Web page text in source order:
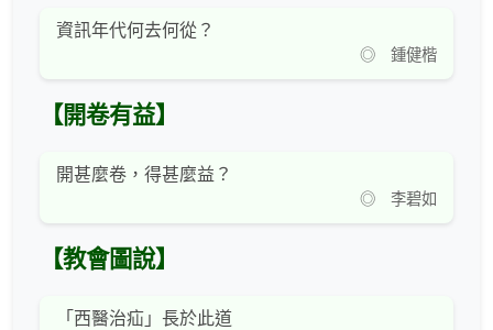
資訊年代何去何從？
◎ 鍾健楷
【開卷有益】
開甚麼卷，得甚麼益？
◎ 李碧如
【教會圖說】
「西醫治疝」長於此道